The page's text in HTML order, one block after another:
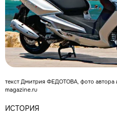
текст Дмитрия ФЕДОТОВА, фото
magazine.ru
ИСТОРИЯ